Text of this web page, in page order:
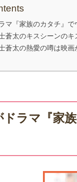
マ『家族のカタチ』
蒼太のキスシーンのキ
蒼太の熱愛の噂は映画
ドラマ『家